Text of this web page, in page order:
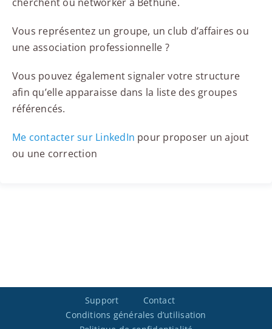
Vous représentez un groupe, un club d’affaires ou
une association professionnelle ?
Vous pouvez également signaler votre structure
afin qu’elle apparaisse dans la liste des groupes
référencés.
Me contacter sur LinkedIn pour proposer un ajout
ou une correction
Support
Contact
Conditions générales d’utilisation